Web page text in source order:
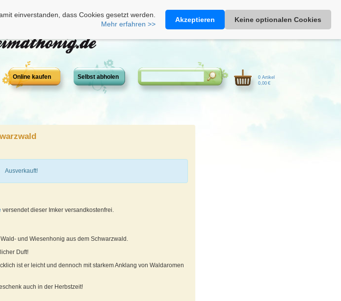
Heimathonig auf Facebook|Kunden-Login|Warenkorb
einverstanden, dass Cookies gesetzt werden.
Mehr erfahren >>
Akzeptieren Keine optionalen Cookies
Online kaufen Selbst abholen
0 Artikel
0,00 €
Ausverkauft!
versendet dieser Imker versandkostenfrei.
und Wiesenhonig aus dem Schwarzwald.
Duft!
ist er leicht und dennoch mit starkem Anklang von Waldaromen
auch in der Herbstzeit!